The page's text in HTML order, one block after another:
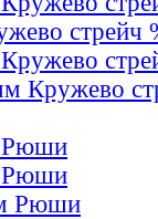
стрейч
Кружево
Рюши
Рюши
Рюши